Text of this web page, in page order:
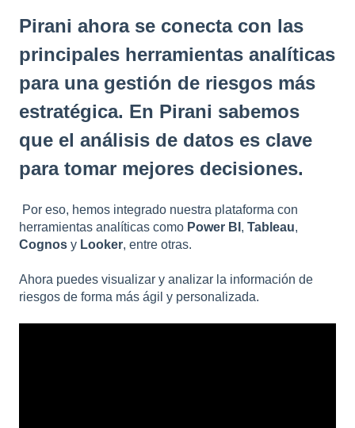
Pirani ahora se conecta con las
principales herramientas analíticas
para una gestión de riesgos más
estratégica. En Pirani sabemos
que el análisis de datos es clave
para tomar mejores decisiones.
Por eso, hemos integrado nuestra plataforma con
herramientas analíticas como Power BI , Tableau,
Cognos y Looker, entre otras.
Ahora puedes visualizar y analizar la información de
riesgos de forma más ágil y personalizada.